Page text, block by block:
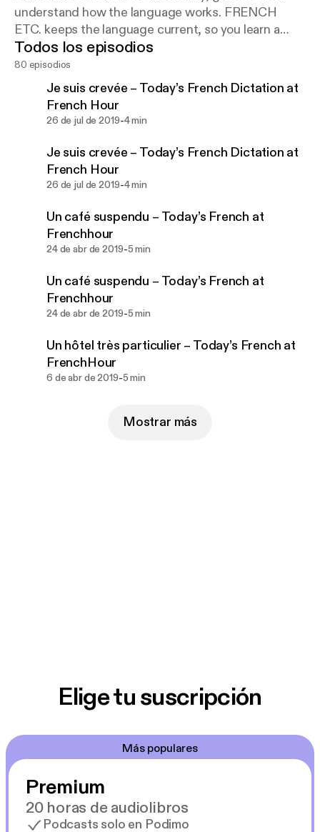
understand how the language works. FRENCH
ETC. keeps the language current, so you learn a
French you can use in France. Get the companion
worksheet and learn a lot more French.
Todos los episodios
80 episodios
Je suis crevée – Today’s French Dictation at
French Hour
26 de jul de 2019-4 min
Je suis crevée – Today’s French Dictation at
French Hour
26 de jul de 2019-4 min
Un café suspendu – Today’s French at
Frenchhour
24 de abr de 2019-5 min
Un café suspendu – Today’s French at
Frenchhour
24 de abr de 2019-5 min
Un hôtel très particulier – Today’s French at
FrenchHour
6 de abr de 2019-5 min
Mostrar más
Elige tu suscripción
Más populares
Premium
20 horas de audiolibros
Podcasts solo en Podimo